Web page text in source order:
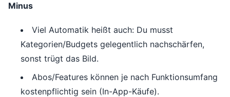
Minus
Viel Automatik heißt auch: Du musst
Kategorien/Budgets gelegentlich nachschärfen,
sonst trügt das Bild.
Abos/Features können je nach Funktionsumfang
kostenpflichtig sein (In-App-Käufe).